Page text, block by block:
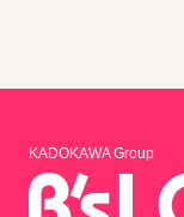
KADOKAWA Group